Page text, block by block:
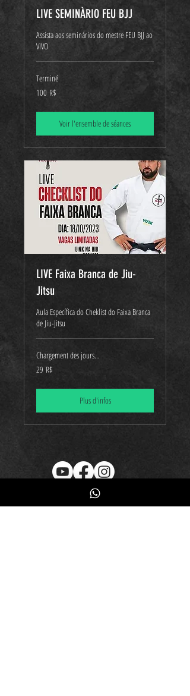
LIVE SEMINÀRIO FEU BJJ
Assista aos seminários do mestre FEU BJJ ao
VIVO
Terminé
100
réals
100 R$
Voir l'ensemble de séances
LIVE Faixa Branca de Jiu-
Jitsu
Aula Específica do Cheklist do Faixa Branca
de Jiu-Jitsu
Chargement des jours...
29
réals
29 R$
Plus d'infos
Inscreva-se